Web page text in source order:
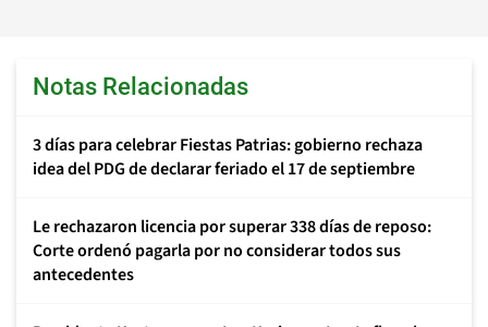
Notas Relacionadas
3 días para celebrar Fiestas Patrias: gobierno rechaza
idea del PDG de declarar feriado el 17 de septiembre
Le rechazaron licencia por superar 338 días de reposo:
Corte ordenó pagarla por no considerar todos sus
antecedentes